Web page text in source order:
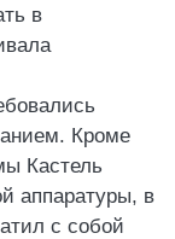
в
Кроме
Кастель
аппаратуры, в
с собой